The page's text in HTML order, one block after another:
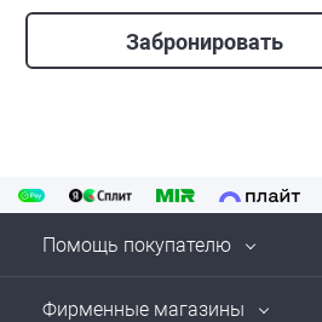
Забронировать
Помощь покупателю
Фирменные магазины